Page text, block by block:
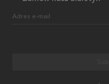
Adres e-mail